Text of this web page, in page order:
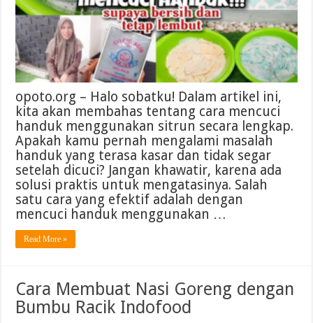
opoto.org – Halo sobatku! Dalam artikel ini,
kita akan membahas tentang cara mencuci
handuk menggunakan sitrun secara lengkap.
Apakah kamu pernah mengalami masalah
handuk yang terasa kasar dan tidak segar
setelah dicuci? Jangan khawatir, karena ada
solusi praktis untuk mengatasinya. Salah
satu cara yang efektif adalah dengan
mencuci handuk menggunakan …
Read More »
Cara Membuat Nasi Goreng dengan
Bumbu Racik Indofood